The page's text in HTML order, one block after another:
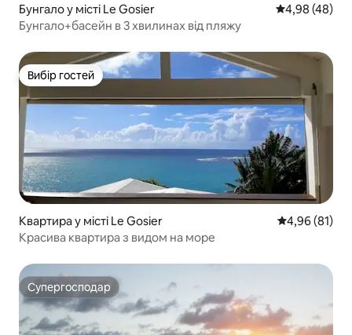
Бунгало у місті Le Gosier Середня
4,98 (48)
Бунгало+басейн в 3 хвилинах від пляжу
Вибір гостей
Вибір гостей
Квартира у місті Le Gosier Середня
4,96 (81)
Красива квартира з видом на море
Супергосподар
Супергосподар